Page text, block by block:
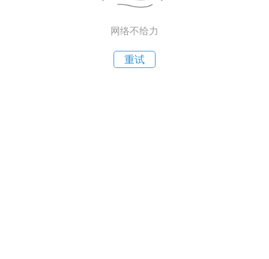
网络不给力
重试